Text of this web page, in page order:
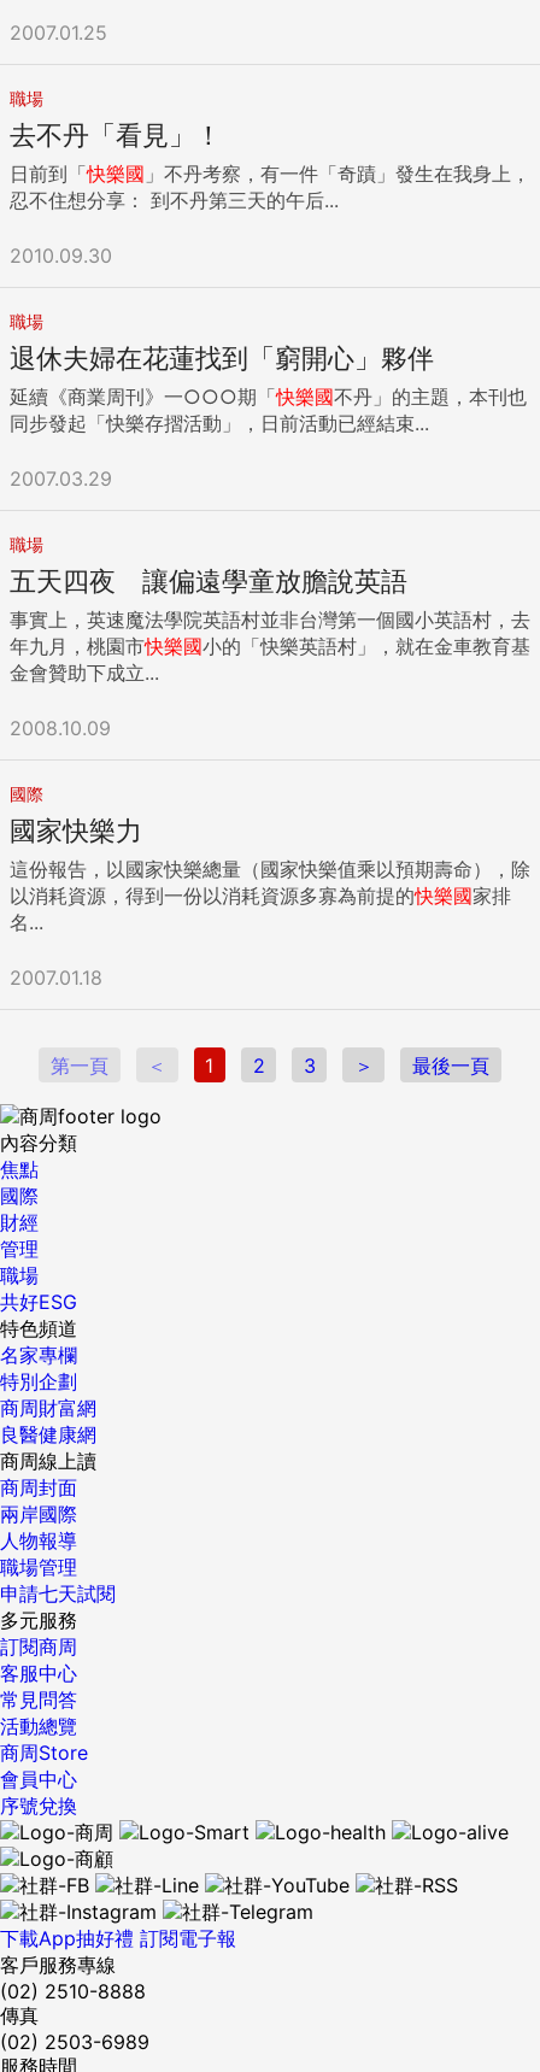
2007.01.25
職場
去不丹「看見」！
日前到「快樂國 」不丹考察，有一件「奇蹟」發生在我身上，
忍不住想分享： 到不丹第三天的午后...
2010.09.30
職場
退休夫婦在花蓮找到「窮開心」夥伴
延續《商業周刊》一○○○期「快樂國不丹」的主題，本刊也
同步發起「快樂存摺活動」，日前活動已經結束...
2007.03.29
職場
五天四夜 讓偏遠學童放膽說英語
事實上，英速魔法學院英語村並非台灣第一個國小英語村，去
年九月，桃園市快樂國小的「快樂英語村」，就在金車教育基
金會贊助下成立...
2008.10.09
國際
國家快樂力
這份報告，以國家快樂總量（國家快樂值乘以預期壽命），除
以消耗資源，得到一份以消耗資源多寡為前提的快樂國家排
名...
2007.01.18
第一頁 ＜ 1 2 3 ＞ 最後一頁
內容分類
焦點
國際
財經
管理
職場
共好ESG
特色頻道
名家專欄
特別企劃
商周財富網
良醫健康網
商周線上讀
商周封面
兩岸國際
人物報導
職場管理
申請七天試閱
多元服務
訂閱商周
客服中心
常見問答
活動總覽
商周Store
會員中心
序號兌換
下載App抽好禮 訂閱電子報
客戶服務專線
(02) 2510-8888
傳真
(02) 2503-6989
服務時間